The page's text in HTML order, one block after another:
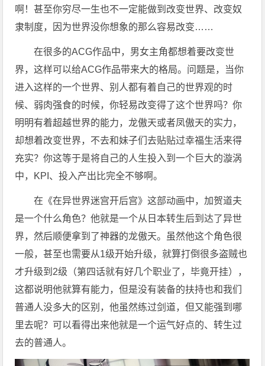
啊！甚至你穷尽一生也不一定能做到改变世界、改变奴
隶制度，因为世界没你想象的那么容易改变……
在很多的ACG作品中，男女主角都想着要改变世
界，这样可以给ACG作品带来大的格局。问题是，当你
进入这样的一个世界、别人都有着自己的世界观的时
候、弱肉强食的时候，你轻易改变得了这个世界吗？你
明明有着超越世界的能力，龙傲天或者凤傲天的实力，
却想着改变世界，不去和妹子们去贴贴过幸福生活来得
充实？你这等于是将自己的人生投入到一个巨大的漩涡
中，KPI、投入产出比完全不够啊。
在《在异世界迷宫开后宫》这部动画中，加贺道夫
是一个什么角色？他就是一个从日本转生后到达了异世
界，然后顺便拿到了神器的龙傲天。虽然他这个角色很
一般，甚至也需要从1级开始升级，就算打倒很多盗贼也
才升级到2级（第四话就有好几个职业了，毕竟开挂），
这都说明他就算有能力，但是没有装备的扶持也和我们
普通人没多大的区别，他虽然练过剑道，但又能强到哪
里去呢？可以看得出来他就是一个运气好点的、转生过
去的普通人。